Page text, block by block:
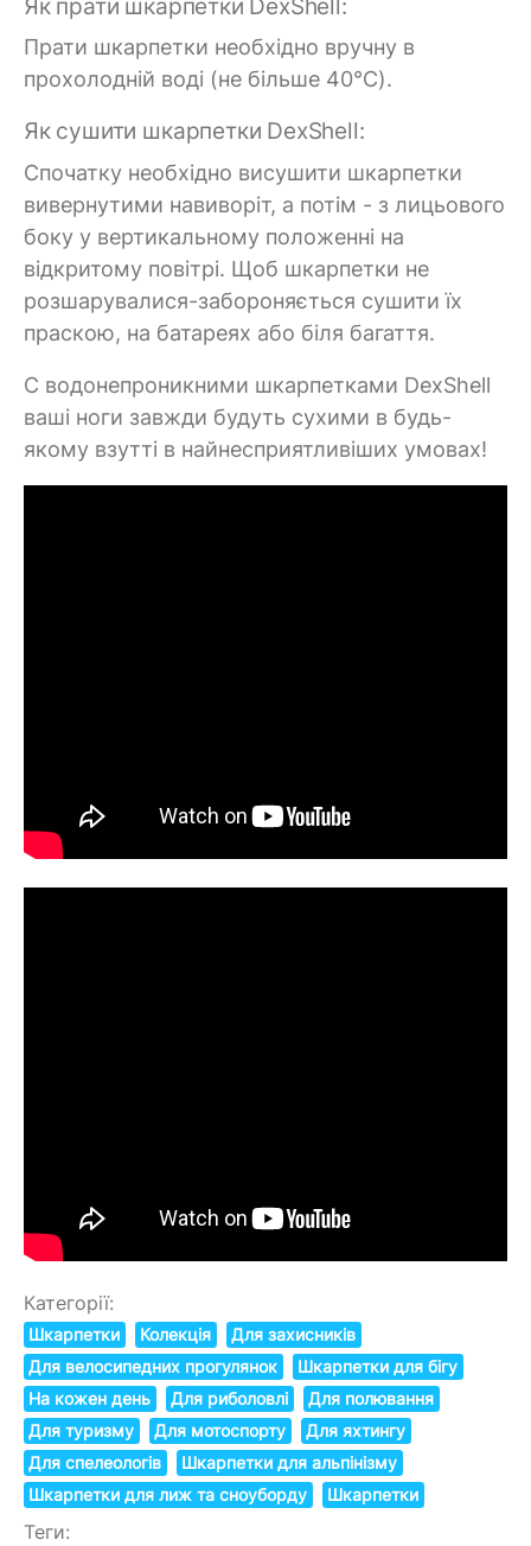
Прати шкарпетки необхідно вручну в
прохолодній воді (не більше 40°C).
Як сушити шкарпетки DexShell:
Спочатку необхідно висушити шкарпетки
вивернутими навиворіт, а потім - з лицьового
боку у вертикальному положенні на
відкритому повітрі. Щоб шкарпетки не
розшарувалися-забороняється сушити їх
праскою, на батареях або біля багаття.
C водонепроникними шкарпетками DexShell
ваші ноги завжди будуть сухими в будь-
якому взутті в найнесприятливіших умовах!
Категорії:
Шкарпетки Колекція
Для захисників
Для велосипедних прогулянок
Шкарпетки для бігу
На кожен день
Для риболовлі
Для полювання
Для туризму
Для мотоспорту
Для яхтингу
Для спелеологів
Шкарпетки для альпінізму
Шкарпетки для лиж та сноуборду
Шкарпетки
Теги: